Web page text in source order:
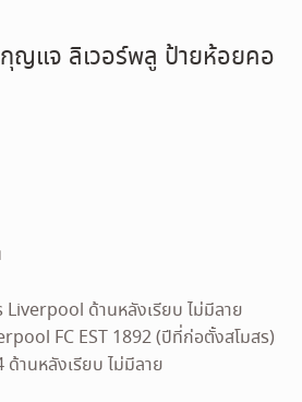
ญแจ ลิเวอร์พลู ป้ายห้อยคอ
Liverpool ด้านหลังเรียบ ไม่มีลาย
FC EST 1892 (ปีที่ก่อตั้งสโมสร)
านหลังเรียบ ไม่มีลาย